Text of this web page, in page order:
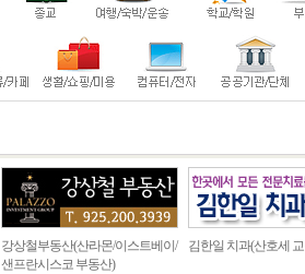
강상철부동산(산라몬/이스트베이/
샌프란시스코 부동산)
김한일 치과(산호세